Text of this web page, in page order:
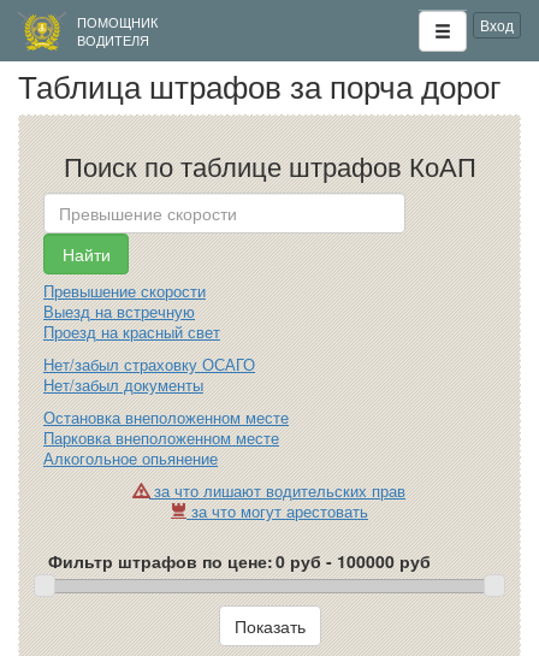
ПОМОЩНИК
ВОДИТЕЛЯ
Вход
Таблица штрафов за порча дорог
Поиск по таблице штрафов КоАП
Превышение скорости
Выезд на встречную
Проезд на красный свет
Нет/забыл страховку ОСАГО
Нет/забыл документы
Остановка внеположенном месте
Парковка внеположенном месте
Алкогольное опьянение
за что лишают водительских прав
за что могут арестовать
Фильтр штрафов по цене: